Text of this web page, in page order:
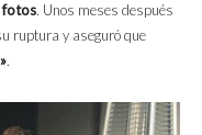
fotos. Unos meses después
ruptura y aseguró que
.